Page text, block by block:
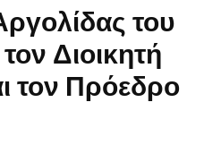
του
Διοικητή
τον Πρόεδρο